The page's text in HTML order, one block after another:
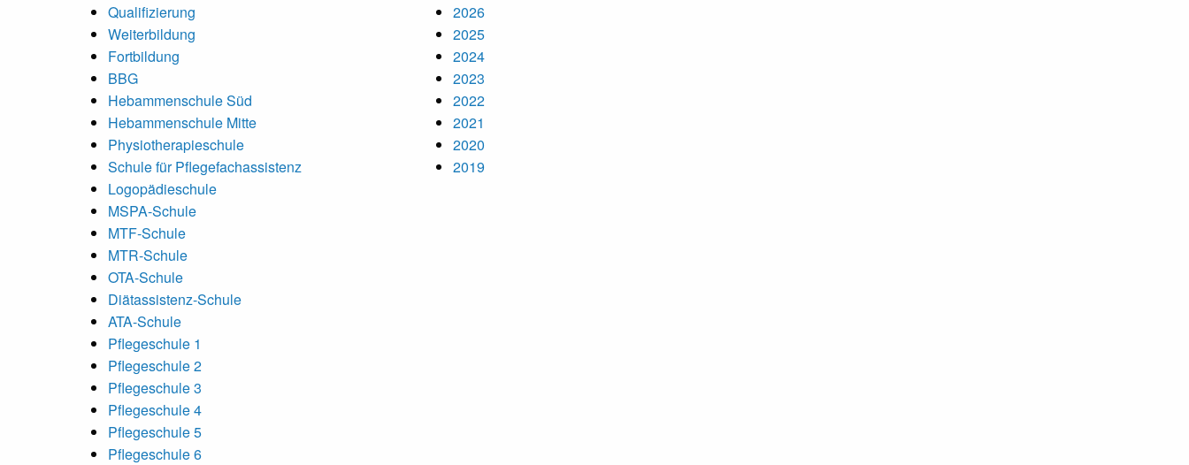
Qualifizierung
Weiterbildung
Fortbildung
BBG
Hebammenschule Süd
Hebammenschule Mitte
Physiotherapieschule
Schule für Pflegefachassistenz
Logopädieschule
MSPA-Schule
MTF-Schule
MTR-Schule
OTA-Schule
Diätassistenz-Schule
ATA-Schule
Pflegeschule 1
Pflegeschule 2
Pflegeschule 3
Pflegeschule 4
Pflegeschule 5
Pflegeschule 6
2026
2025
2024
2023
2022
2021
2020
2019